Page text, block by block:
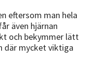
eftersom man hela
även hjärnan
och bekymmer lätt
där mycket viktiga